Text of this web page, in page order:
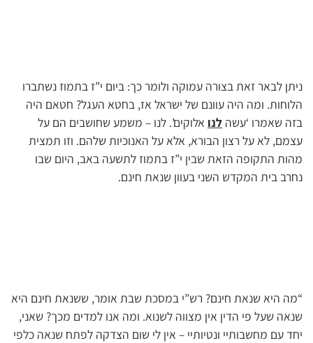
ניתן לבאר זאת בצורה עמוקה ולומר כך: ביום י”ז בתמוז נשתברו
הלוחות. ומה היה עוונם של ישראל אז, בחטא העגל? חטאם היה
בזה שאמרו ‘עשה לנו אלוקים’. לנו – משמע שחושבים הם על
עצמם, לא על רצון הבורא, אלא על האנוכיות שלהם. וזו תמצית
מהות התקופה הזאת שבין י”ז בתמוז לתשעה באב, היום שבו
נחרב בית המקדש השני בעוון שנאת חינם.
“מה היא שנאת חינם? רש”י במסכת שבת אומר, ששנאת חינם היא
שנאה שעל פי הדין אין מצווה לשנוא. ומה אנו למדים מכך? שאני,
יחד עם מחשבותיי ונטיותיי – אין לי שום הצדקה לפתח שנאה כלפי